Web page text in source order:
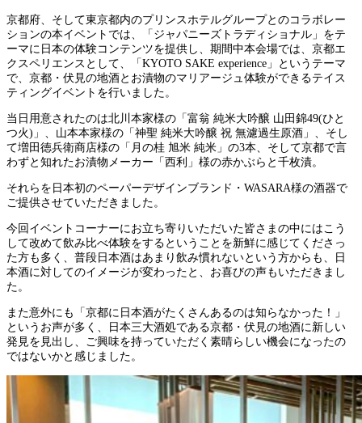
京都府、そして東京都内のプリンスホテルグループとのコラボレー
ションの本イベントでは、「ジャパニーズトラディショナル」をテ
ーマに日本の体験コンテンツを提供し、期間中本会場では、京都エ
クスペリエンスとして、「KYOTO SAKE experience」というテーマ
で、京都・伏見の地酒とお漬物のマリアージュ体験ができるテイス
ティングイベントを行いました。
当日用意されたのは北川本家様の「富翁 純米大吟醸 山田錦49(ひと
つ火)」、山本本家様の「神聖 純米大吟醸 祝 無濾過生原酒」、そし
て増田徳兵衛商店様の「月の桂 旭米 純米」の3本、そして京都で言
わずと知れたお漬物メーカー「西利」様の赤かぶらと千枚漬。
それらを日本初のペーパーデザインブランド・WASARA様の酒器で
ご提供させていただきました。
今回イベントコーナーにお立ち寄りいただいた皆さまの中にはこう
して改めて飲み比べ体験をするということを新鮮に感じてくださっ
た方も多く、普段日本酒はあまり飲み慣れないという方からも、日
本酒に対してのイメージが変わったと、お喜びの声もいただきまし
た。
また意外にも「京都に日本酒がたくさんあるのは知らなかった！」
というお声が多く、日本三大酒処である京都・伏見の地酒に新しい
発見を見出し、ご興味を持っていただく素晴らしい機会になったの
ではないかと感じました。